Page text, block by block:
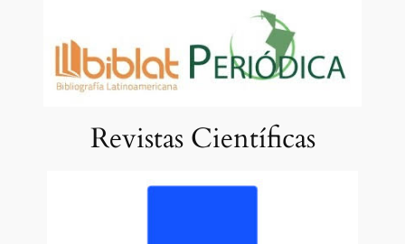
Revistas Científicas